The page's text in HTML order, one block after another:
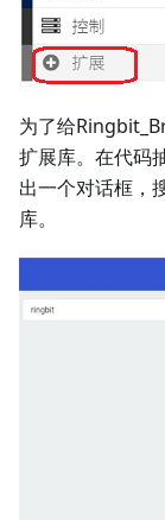
为了给
扩展库。在代码
出一个对话框，
库。